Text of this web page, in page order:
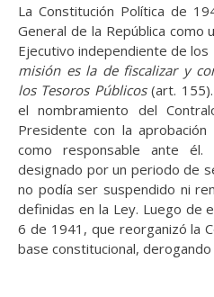
La Constitución Política de
General de la República
Ejecutivo independiente de
misión es la de fiscalizar y
los Tesoros Públicos(art. 155).
el nombramiento del
Presidente con la
como responsable ante él.
designado por un periodo de
no podía ser suspendido ni
definidas en la Ley. Luego de
6 de 1941, que reorganizó la
base constitucional,